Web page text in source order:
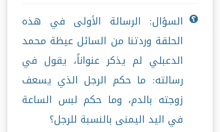
السؤال: الرسالة الأولى في هذه
الحلقة وردتنا من السائل عيظة محمد
الدعبلي لم يذكر عنواناً، يقول في
رسالته: ما حكم الرجل الذي يسعف
زوجته بالدم، وما حكم لبس الساعة
في اليد اليمنى بالنسبة للرجل؟